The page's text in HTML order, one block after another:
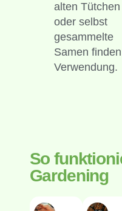
alten Tütchen
oder selbst
gesammelte
Samen finden
Verwendung.
So
Gardening